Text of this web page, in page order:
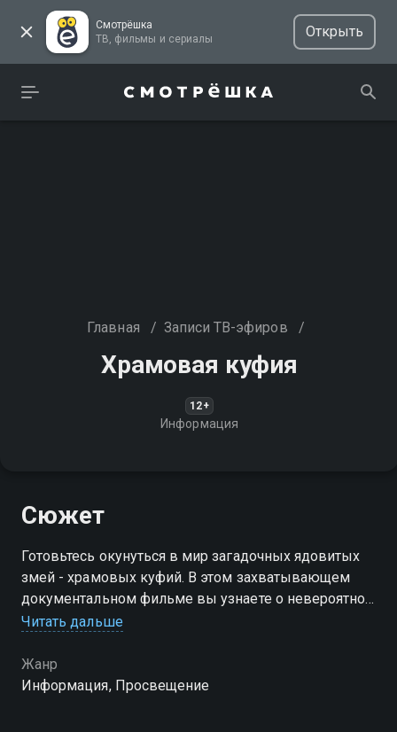
Смотрёшка
ТВ, фильмы и сериалы
Открыть
Главная / Записи ТВ-эфиров /
Храмовая куфия
12+
Информация
Сюжет
Готовьтесь окунуться в мир загадочных ядовитых
змей - храмовых куфий. В этом захватывающем
документальном фильме вы узнаете о невероятной
природе и уникальных характеристиках этих
Читать дальше
Жанр
Информация, Просвещение